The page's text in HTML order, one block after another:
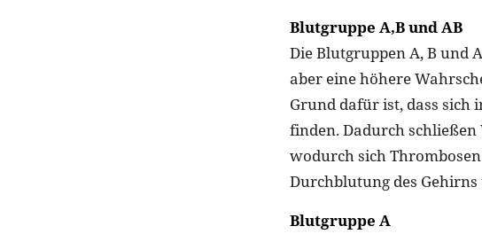
Blutgruppe A,B und AB
Die Blutgruppen A, B und
aber eine höhere
Grund dafür ist, dass sich
finden. Dadurch
wodurch sich
Durchblutung des
Blutgruppe A